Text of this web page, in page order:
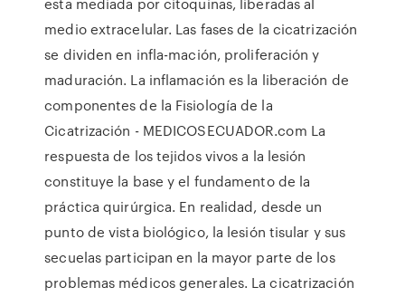
medio extracelular. Las fases de la cicatrización
se dividen en infla-mación, proliferación y
maduración. La inflamación es la liberación de
componentes de la Fisiología de la
Cicatrización - MEDICOSECUADOR.com La
respuesta de los tejidos vivos a la lesión
constituye la base y el fundamento de la
práctica quirúrgica. En realidad, desde un
punto de vista biológico, la lesión tisular y sus
secuelas participan en la mayor parte de los
problemas médicos generales. La cicatrización